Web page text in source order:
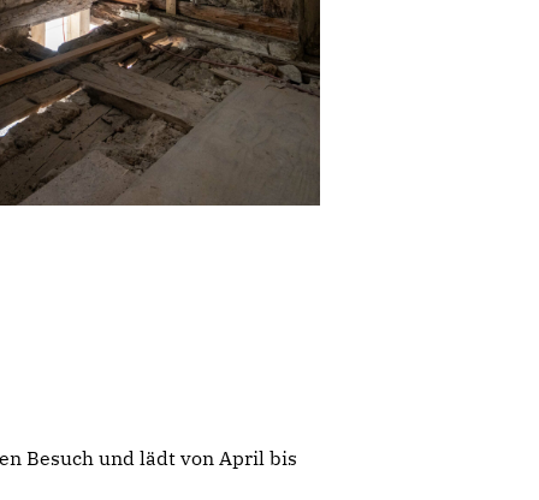
Besuch und lädt von April bis